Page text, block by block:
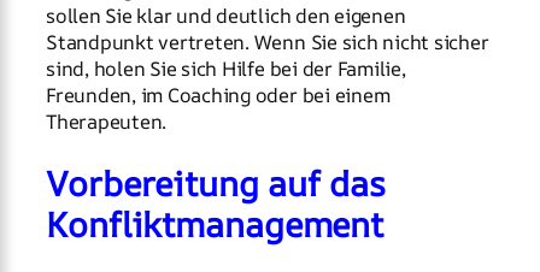
sollen Sie klar und deutlich den eigenen
Standpunkt vertreten. Wenn Sie sich nicht sicher
sind, holen Sie sich Hilfe bei der Familie,
Freunden, im Coaching oder bei einem
Therapeuten.
Vorbereitung auf das
Konfliktmanagement